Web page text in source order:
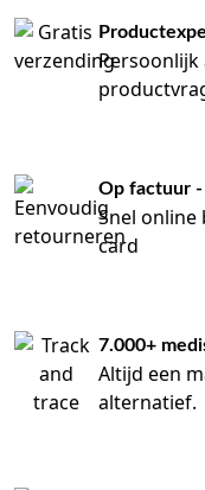
Persoonlijk
Op factuur -
Snel online
card
7.000+
Altijd een
alternatief.